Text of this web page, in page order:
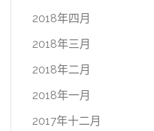
2018年四月
2018年三月
2018年二月
2018年一月
2017年十二月